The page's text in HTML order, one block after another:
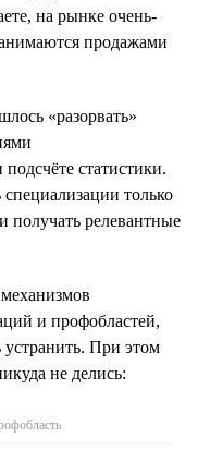
на рынке очень-
продажами
«разорвать»
статистики.
только
получать релевантные
и профобластей,
При этом
не делись: